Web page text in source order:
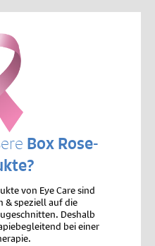
Box Rose-
von Eye Care sind
& speziell auf die
Deshalb
bei einer